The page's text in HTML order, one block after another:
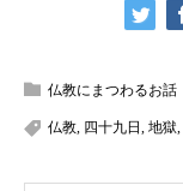
仏教にまつわるお話
仏教 四十九日 地獄